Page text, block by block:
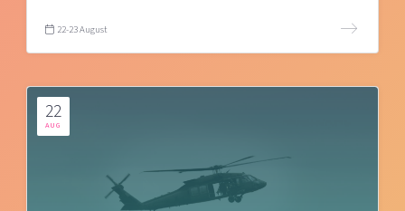
22-23 August
22
AUG